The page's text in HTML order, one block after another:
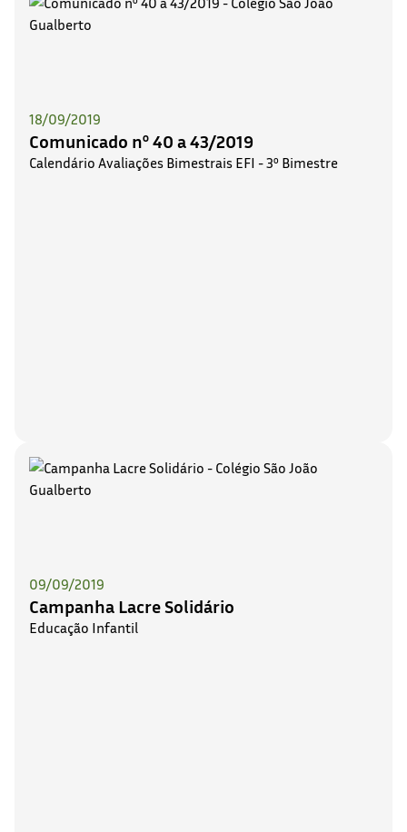
18/09/2019
Comunicado nº 40 a 43/2019
Calendário Avaliações Bimestrais EFI - 3º Bimestre
09/09/2019
Campanha Lacre Solidário
Educação Infantil